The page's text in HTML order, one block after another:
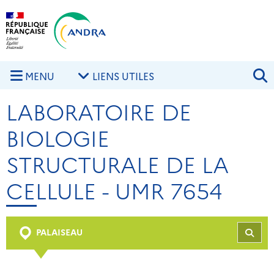
Aller au contenu principal
MENU LIENS UTILES
LABORATOIRE DE
BIOLOGIE
STRUCTURALE DE LA
CELLULE - UMR 7654
PALAISEAU